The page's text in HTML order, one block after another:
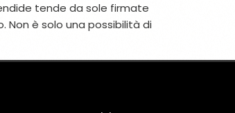
tende da sole firmate
Non è solo una possibilità di